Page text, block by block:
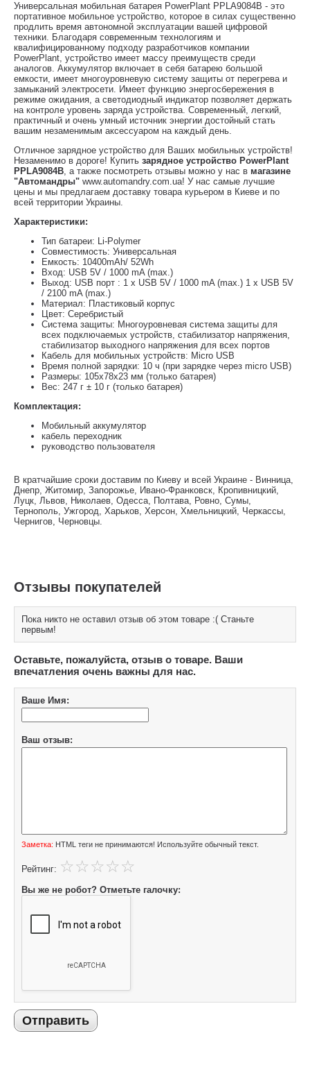
Универсальная мобильная батарея PowerPlant PPLA9084B - это
портативное мобильное устройство, которое в силах существенно
продлить время автономной эксплуатации вашей цифровой
техники. Благодаря современным технологиям и
квалифицированному подходу разработчиков компании
PowerPlant, устройство имеет массу преимуществ среди
аналогов. Аккумулятор включает в себя батарею большой
емкости, имеет многоуровневую систему защиты от перегрева и
замыканий электросети. Имеет функцию энергосбережения в
режиме ожидания, а светодиодный индикатор позволяет держать
на контроле уровень заряда устройства. Современный, легкий,
практичный и очень умный источник энергии достойный стать
вашим незаменимым аксессуаром на каждый день.
Отличное зарядное устройство для Ваших мобильных устройств!
Незаменимо в дороге! Купить зарядное устройство PowerPlant
PPLA9084B, а также посмотреть отзывы можно у нас в магазине
"Автомандры" www.automandry.com.ua! У нас самые лучшие
цены и мы предлагаем доставку товара курьером в Киеве и по
всей территории Украины.
Характеристики:
Тип батареи: Li-Polymer
Совместимость: Универсальная
Емкость: 10400mAh/ 52Wh
Вход: USB 5V / 1000 mA (max.)
Выход: USB порт : 1 x USB 5V / 1000 mA (max.) 1 x USB 5V
/ 2100 mA (max.)
Материал: Пластиковый корпус
Цвет: Серебристый
Система защиты: Многоуровневая система защиты для
всех подключаемых устройств, стабилизатор напряжения,
стабилизатор выходного напряжения для всех портов
Кабель для мобильных устройств: Micro USB
Время полной зарядки: 10 ч (при зарядке через micro USB)
Размеры: 105x78x23 мм (только батарея)
Вес: 247 г ± 10 г (только батарея)
Комплектация:
Мобильный аккумулятор
кабель переходник
руководство пользователя
В кратчайшие сроки доставим по Киеву и всей Украине - Винница,
Днепр, Житомир, Запорожье, Ивано-Франковск, Кропивницкий,
Луцк, Львов, Николаев, Одесса, Полтава, Ровно, Сумы,
Тернополь, Ужгород, Харьков, Херсон, Хмельницкий, Черкассы,
Чернигов, Черновцы.
Отзывы покупателей
Пока никто не оставил отзыв об этом товаре :( Станьте
первым!
Оставьте, пожалуйста, отзыв о товаре. Ваши
впечатления очень важны для нас.
Ваше Имя:
Ваш отзыв:
Заметка: HTML теги не принимаются! Используйте обычный текст.
Рейтинг:
Вы же не робот? Отметьте галочку:
Отправить